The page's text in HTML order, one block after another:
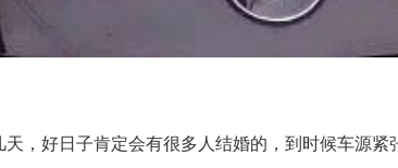
好日子肯定会有很多人结婚的，到时候车源紧